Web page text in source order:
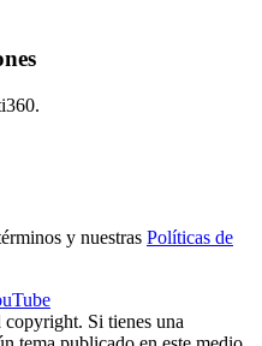
y nuestras Políticas de
Si tienes una